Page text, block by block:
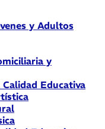
y Adultos
y
Educativa